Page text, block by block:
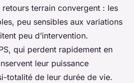
terrain convergent : les
peu sensibles aux variations
peu d’intervention.
qui perdent rapidement en
leur puissance
totalité de leur durée de vie.